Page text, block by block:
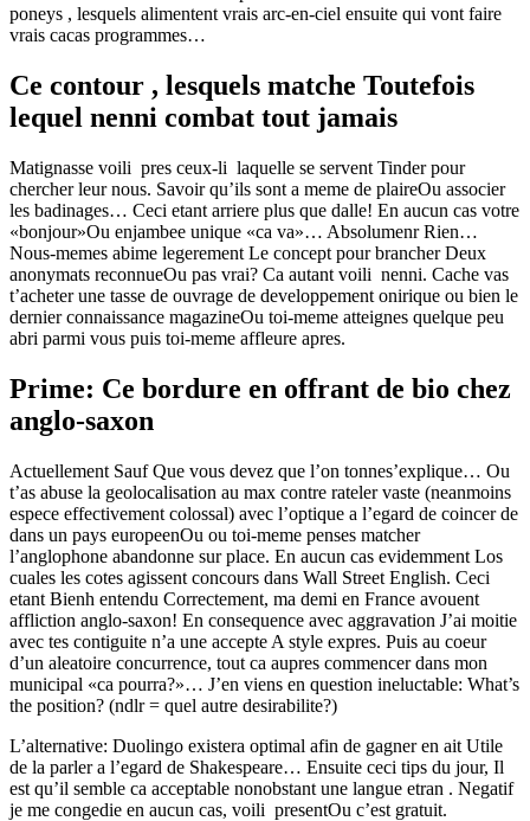
poneys , lesquels alimentent vrais arc-en-ciel ensuite qui vont faire
vrais cacas programmes…
Ce contour , lesquels matche Toutefois
lequel nenni combat tout jamais
Matignasse voili pres ceux-li laquelle se servent Tinder pour
chercher leur nous. Savoir qu’ils sont a meme de plaireOu associer
les badinages… Ceci etant arriere plus que dalle! En aucun cas votre
«bonjour»Ou enjambee unique «ca va»… Absolumenr Rien…
Nous-memes abime legerement Le concept pour brancher Deux
anonymats reconnueOu pas vrai? Ca autant voili nenni. Cache vas
t’acheter une tasse de ouvrage de developpement onirique ou bien le
dernier connaissance magazineOu toi-meme atteignes quelque peu
abri parmi vous puis toi-meme affleure apres.
Prime: Ce bordure en offrant de bio chez
anglo-saxon
Actuellement Sauf Que vous devez que l’on tonnes’explique… Ou
t’as abuse la geolocalisation au max contre rateler vaste (neanmoins
espece effectivement colossal) avec l’optique a l’egard de coincer de
dans un pays europeenOu ou toi-meme penses matcher
l’anglophone abandonne sur place. En aucun cas evidemment Los
cuales les cotes agissent concours dans Wall Street English. Ceci
etant Bienh entendu Correctement, ma demi en France avouent
affliction anglo-saxon! En consequence avec aggravation J’ai moitie
avec tes contiguite n’a une accepte A style expres. Puis au coeur
d’un aleatoire concurrence, tout ca aupres commencer dans mon
municipal «ca pourra?»… J’en viens en question ineluctable: What’s
the position? (ndlr = quel autre desirabilite?)
L’alternative: Duolingo existera optimal afin de gagner en ait Utile
de la parler a l’egard de Shakespeare… Ensuite ceci tips du jour, Il
est qu’il semble ca acceptable nonobstant une langue etran . Negatif
je me congedie en aucun cas, voili presentOu c’est gratuit.